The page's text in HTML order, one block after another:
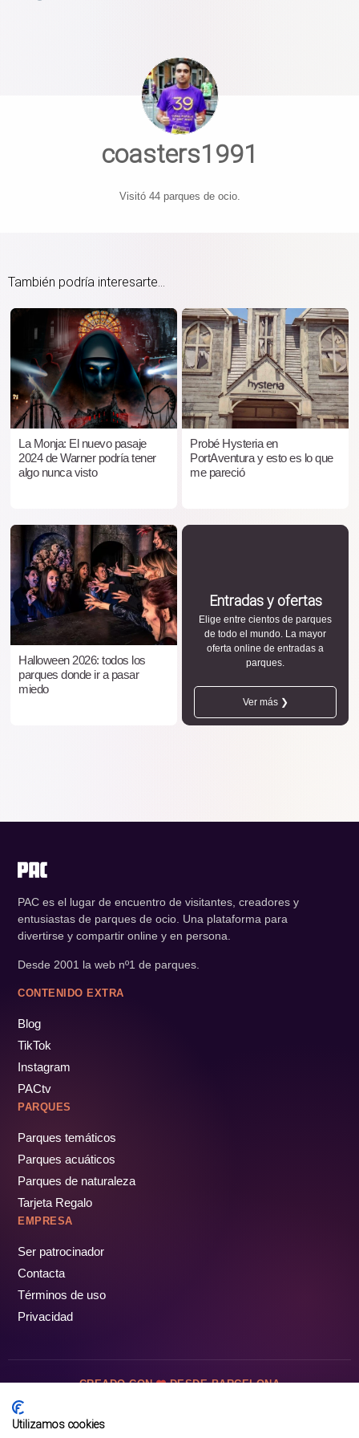
coasters1991
Visitó 44 parques de ocio.
También podría interesarte...
La Monja: El nuevo pasaje
2024 de Warner podría tener
algo nunca visto
Probé Hysteria en
PortAventura y esto es lo que
me pareció
Halloween 2026: todos los
parques donde ir a pasar
miedo
Entradas y ofertas
Elige entre cientos de parques
de todo el mundo. La mayor
oferta online de entradas a
parques.
Ver más ❯
PAC es el lugar de encuentro de visitantes, creadores y
entusiastas de parques de ocio. Una plataforma para
divertirse y compartir online y en persona.
Desde 2001 la web nº1 de parques.
CONTENIDO EXTRA
Blog
TikTok
Instagram
PACtv
PARQUES
Parques temáticos
Parques acuáticos
Parques de naturaleza
Tarjeta Regalo
EMPRESA
Ser patrocinador
Contacta
Términos de uso
Privacidad
CREADO CON DESDE BARCELONA
Utilizamos cookies